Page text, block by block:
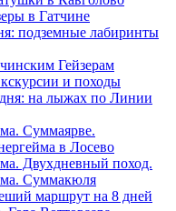
в Гатчине
подземные лабиринты
Гейзерам
и походы
на лыжах по Линии
Суммаярве.
в Лосево
Двухдневный поход.
Суммакюля
маршрут на 8 дней